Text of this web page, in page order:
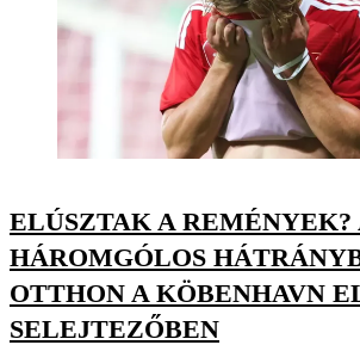
ELÚSZTAK A REMÉNYEK?
HÁROMGÓLOS
OTTHON A KÖBENHAVN
SELEJTEZŐBEN